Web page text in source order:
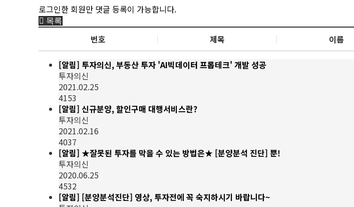
로그인한 회원만 댓글 등록이 가능합니다.
목록
번호 제목 이름
[알림] 투자의신, 부동산 투자 'AI빅데이터 프롭테크' 개발 성공
투자의신
2021.02.25
4153
[알림] 신규분양, 할인구매 대행서비스란?
투자의신
2021.02.16
4037
[알림] ★잘못된 투자를 막을 수 있는 방법은★ [분양분석 진단] 뿐!
투자의신
2020.06.25
4532
[알림] [분양분석진단] 영상, 투자전에 꼭 숙지하시기 바랍니다~